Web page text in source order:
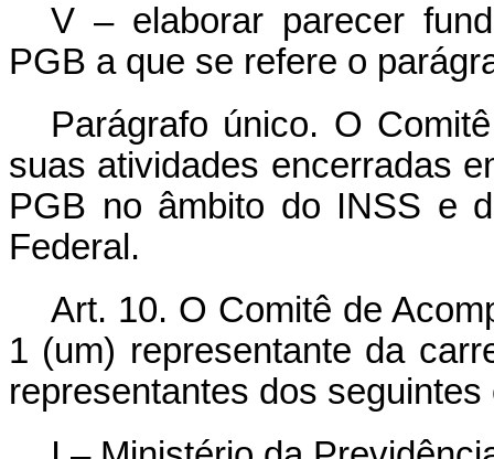
V – elaborar parecer
PGB a que se refere o
Parágrafo único. O
suas atividades encerradas
PGB no âmbito do INSS e
Federal.
Art. 10. O Comitê de
1 (um) representante da
representantes dos seguintes